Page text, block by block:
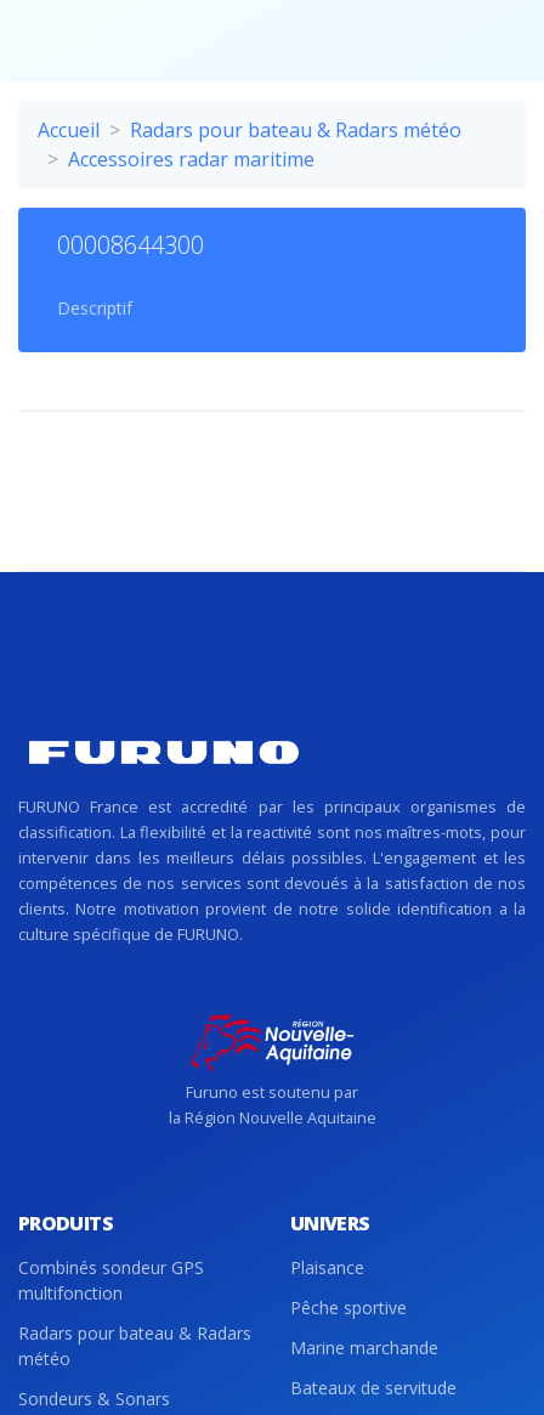
Accueil
Radars pour bateau & Radars météo
Accessoires radar maritime
00008644300
Descriptif
FURUNO France est accredité par les principaux organismes de
classification. La flexibilité et la reactivité sont nos maîtres-mots, pour
intervenir dans les meilleurs délais possibles. L'engagement et les
compétences de nos services sont devoués à la satisfaction de nos
clients. Notre motivation provient de notre solide identification a la
culture spécifique de FURUNO.
Furuno est soutenu par
la Région Nouvelle Aquitaine
PRODUITS
Combinés sondeur GPS
multifonction
Radars pour bateau & Radars
météo
Sondeurs & Sonars
UNIVERS
Plaisance
Pêche sportive
Marine marchande
Bateaux de servitude